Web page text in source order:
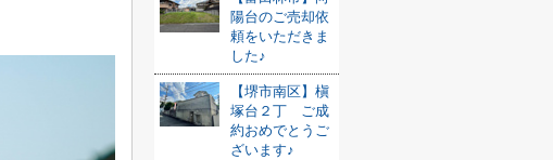
陽台のご売却依
頼をいただきま
した♪
【堺市南区】槇
塚台２丁 ご成
約おめでとうご
ざいます♪